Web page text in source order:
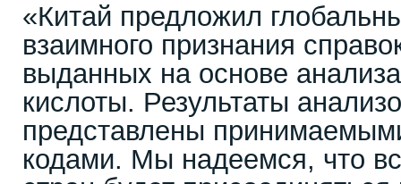
«Китай предложил
взаимного признания
выданных на основе
кислоты. Результаты
представлены
кодами. Мы надеемся, что